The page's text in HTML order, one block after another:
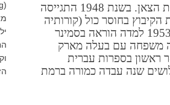
קבוצת עליית הנוער ואירית קופר בתוכה יצאה לקיבוץ דן. שם חזרה לרעות את הצאן. בשנת 1948 התגייסה
בחוסר כול (קורותיה
וקשייה בתקופה זו מסופרים בספרה "תרמיל וזוג נעליים"). בין השנים 1952–1953 למדה הוראה בסמינר
משפחה עם בעלה מארק
– 1975 למדה וסיימה תואר ראשון בספרות עברית
שנה עבדה כמורה ברמת